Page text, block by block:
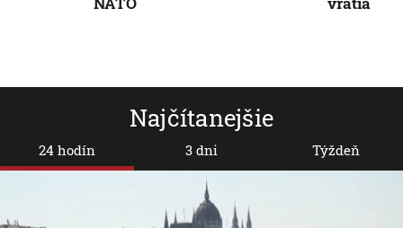
Najčítanejšie
24 hodín 3 dni Týždeň